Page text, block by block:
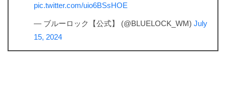
pic.twitter.com/uio6BSsHOE
— ブルーロック【公式】 (@BLUELOCK_WM) July
15, 2024